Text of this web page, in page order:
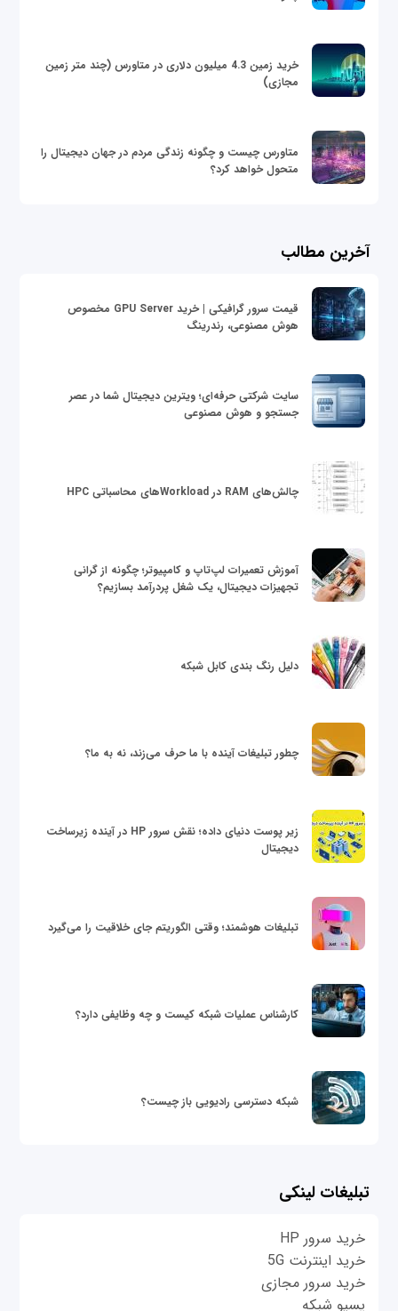
خرید زمین 4.3 میلیون دلاری در متاورس (چند متر زمین
مجازی)
متاورس چیست و چگونه زندگی مردم در جهان دیجیتال را
متحول خواهد کرد؟
آخرین مطالب
قیمت سرور گرافیکی | خرید GPU Server مخصوص
هوش مصنوعی، رندرینگ
سایت شرکتی حرفه‌ای؛ ویترین دیجیتال شما در عصر
جستجو و هوش مصنوعی
چالش‌های RAM در Workloadهای محاسباتی HPC
آموزش تعمیرات لپ‌تاپ و کامپیوتر؛ چگونه از گرانی
تجهیزات دیجیتال، یک شغل پردرآمد بسازیم؟
دلیل رنگ بندی کابل شبکه
چطور تبلیغات آینده با ما حرف می‌زند، نه به ما؟
زیر پوست دنیای داده؛ نقش سرور HP در آینده زیرساخت
دیجیتال
تبلیغات هوشمند؛ وقتی الگوریتم جای خلاقیت را می‌گیرد
کارشناس عملیات شبکه کیست و چه وظایفی دارد؟
شبکه دسترسی رادیویی باز چیست؟
تبلیغات لینکی
خرید سرور HP
خرید اینترنت 5G
خرید سرور مجازی
پسیو شبکه